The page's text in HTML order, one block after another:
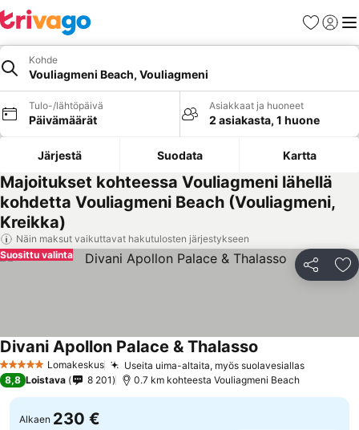
Suosikit
Kohde
Vouliagmeni Beach, Vouliagmeni
Tulo-/lähtöpäivä
Päivämäärät
Asiakkaat ja huoneet
2 asiakasta, 1 huone
Järjestä Suodata Kartta
Majoitukset kohteessa Vouliagmeni lähellä
kohdetta Vouliagmeni Beach (Vouliagmeni,
Kreikka)
Näin maksut vaikuttavat hakutulosten järjestykseen
Jaa
Suosittu valinta
5 TähtiluokitusLomakeskus Useita uima-altaita, myös suolavesiallas
Divani Apollon Palace & Thalasso
8,8 Loistava 8 201 0.7 km kohteesta Vouliagmeni Beach
Alkaen 230 €